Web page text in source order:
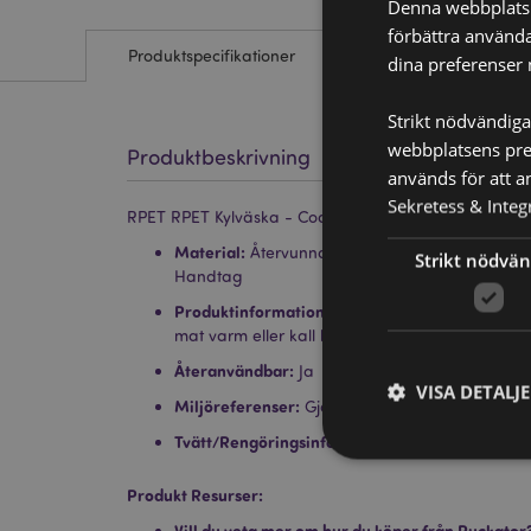
Produktspecifikationer
Produktbeskrivning
RPET RPET Kylväska - Coastal
Material: Återvunna Plastflaskor RPET, Folie,
Handtag
Produktinformation:
Isolerad kylväska med
mat varm eller kall längre och bevarar
Återanvändbar: Ja
Miljöreferenser: Gjord av återvunna
Tvätt/Rengöringsinformation:
Produkt Resurser:
Denna
förbättra
dina preferenser
Strikt
webbplatsens
används för att
Sekretess &
Strikt
VISA